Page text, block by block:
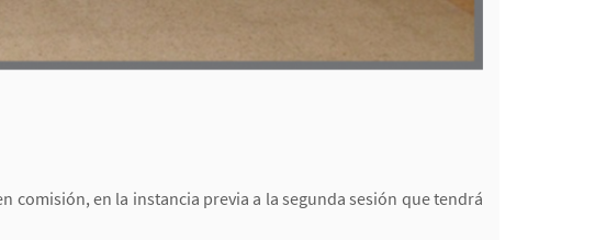
comisión, en la instancia previa a la segunda sesión que tendrá